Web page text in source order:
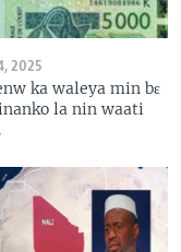
2025
ka waleya min bɛ
la nin waati